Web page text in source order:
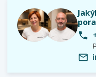
phone
mail_outline